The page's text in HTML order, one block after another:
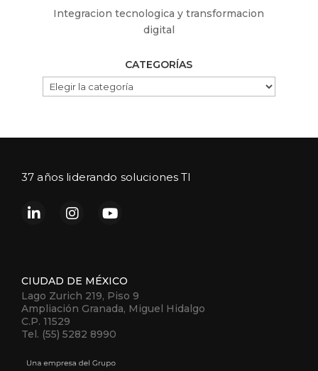
Integracion tecnologica y transformacion
digital
CATEGORÍAS
CATEGORÍAS
37 años liderando soluciones TI
CIUDAD DE MÉXICO
Lago Zurich 219, Piso 9
Ampliación Granada, Miguel Hidalgo
C.P. 11529
Tel. (55) 5282 8990